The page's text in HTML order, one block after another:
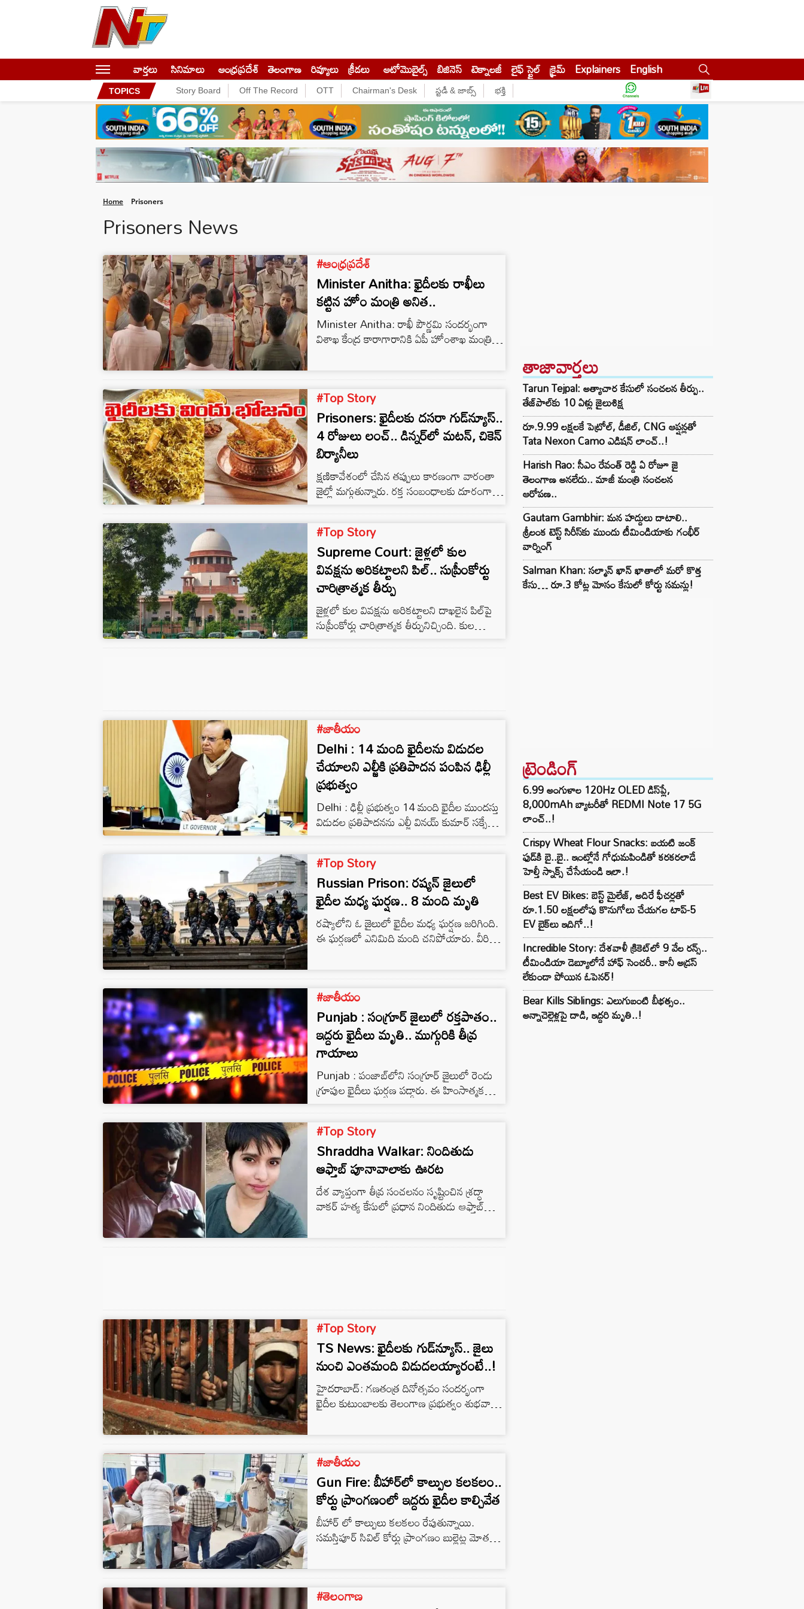
వార్తలు సినిమాలు ఆంధ్రప్రదేశ్ తెలంగాణ రివ్యూలు క్రీడలు ఆటోమొబైల్స్ బిజినెస్‌ టెక్నాలజీ లైఫ్ స్టైల్ క్రైమ్ Explainers English
TOPICS Story Board Off The Record OTT Chairman's Desk స్టడీ & జాబ్స్ భక్తి
Home Prisoners
Prisoners News
#ఆంధ్రప్రదేశ్
Minister Anitha: ఖైదీలకు రాఖీలు
కట్టిన హోం మంత్రి అనిత..
Minister Anitha: రాఖీ పౌర్ణమి సందర్భంగా
విశాఖ కేంద్ర కారాగారానికి ఏపీ హోంశాఖ మంత్రి
#Top Story
Prisoners: ఖైదీలకు దసరా గుడ్‌న్యూస్..
4 రోజులు లంచ్.. డిన్నర్‌లో మటన్, చికెన్
బిర్యానీలు
క్షణికావేశంలో చేసిన తప్పులు కారణంగా వారంతా
జైల్లో మగ్గుతున్నారు. రక్త సంబంధాలకు దూరంగా
నాలుగు గోడల మధ్య కాలం వెళ్లదీస్తున్నారు. వారికి
తింటూ.. ఆ నలుగురితోనే ఉంటూ ధీనమైన
బతుకును జీవిస్తుంటారు.
#Top Story
Supreme Court: జైళ్లలో కుల
వివక్షను అరికట్టాలని పిల్‌.. సుప్రీంకోర్టు
చారిత్రాత్మక తీర్పు
జైళ్లలో కుల వివక్షను అరికట్టాలని దాఖలైన పిల్‌పై
సుప్రీంకోర్టు చారిత్రాత్మక తీర్పునిచ్చింది. కుల
ప్రాతిపదికన పనిని విభజించడం ద్వారా జైలు
మాన్యువల్ నేరుగా వివక్ష చూపుతుందని సుప్రీంకోర్టు
#జాతీయం
Delhi : 14 మంది ఖైదీలను విడుదల
చేయాలని ఎల్జీకి ప్రతిపాదన పంపిన ఢిల్లీ
ప్రభుత్వం
Delhi : ఢిల్లీ ప్రభుత్వం 14 మంది ఖైదీల ముందస్తు
విడుదల ప్రతిపాదనను ఎల్జీ వినయ్ కుమార్ సక్సేనా
ఆమోదం కోసం పంపింది. హోం మంత్రి కైలాష్
ముఖ్యమంత్రి అతిషికి పంపారు.
#Top Story
Russian Prison: రష్యన్ జైలులో
ఖైదీల మధ్య ఘర్షణ.. 8 మంది మృతి
రష్యాలోని ఓ జైలులో ఖైదీల మధ్య ఘర్షణ జరిగింది.
ఈ ఘర్షణలో ఎనిమిది మంది చనిపోయారు. వీరిలో
నలుగురు జైలు ఉద్యోగులు కూడా ఉన్నారు.
హింసాకాండ చోటుచేసుకుంది.
#జాతీయం
Punjab : సంగ్రూర్ జైలులో రక్తపాతం..
ఇద్దరు ఖైదీలు మృతి.. ముగ్గురికి తీవ్ర
గాయాలు
Punjab : పంజాబ్‌లోని సంగ్రూర్ జైలులో రెండు
గ్రూపుల ఖైదీలు ఘర్షణ పడ్డారు. ఈ హింసాత్మక
ఘర్షణలో ఇద్దరు ఖైదీలు మరణించారు. శుక్రవారం
బ్యారక్‌లో పడుకోబోతున్న సమయంలో పాత కక్షల
కారణంగా పరస్పరం ఘర్షణ పడ్డారు.
#Top Story
Shraddha Walkar: నిందితుడు
ఆఫ్తాబ్ పూనావాలాకు ఊరట
దేశ వ్యాప్తంగా తీవ్ర సంచలనం సృష్టించిన శ్రద్ధా
వాకర్ హత్య కేసులో ప్రధాన నిందితుడు ఆఫ్తాబ్
#Top Story
TS News: ఖైదీలకు గుడ్‌న్యూస్.. జైలు
నుంచి ఎంతమంది విడుదలయ్యారంటే..!
హైదరాబాద్: గణతంత్ర దినోత్సవం సందర్భంగా
ఖైదీల కుటుంబాలకు తెలంగాణ ప్రభుత్వం శుభవార్త
నిర్ణయం తీసుకుంది. రిపబ్లిక్ డే సందర్భంగా కొంత
మంది ఖైదీలను తెలంగాణ ప్రభుత్వం విడుదల
చేయనుంది. జీవిత ఖైదు అనుభవిస్తూ అనారోగ్యం,
వృద్ధాప్యం, ఇతర సమస్యలతో బాధపడుతున్న ఖైదీల
శిక్షాకాలాన్ని తగ్గిస్తూ క్షమాభిక్ష ప్రసాదించేందుకు
ప్రభుత్వం చర్యలు చేపట్టింది.
#జాతీయం
Gun Fire: బీహార్⁭లో కాల్పుల కలకలం..
కోర్టు ప్రాంగణంలో ఇద్దరు ఖైదీల కాల్చివేత
బీహార్ లో కాల్పులు కలకలం రేపుతున్నాయి.
సమస్తిపూర్ సివిల్ కోర్టు ప్రాంగణం బుల్లెట్ల మోతతో
మారుమోగింది. గుర్తుతెలియని దుండగులు
#తెలంగాణ
తాజావార్తలు
Tarun Tejpal: అత్యాచార కేసులో సంచలన తీర్పు..
తేజ్‌పాల్‌కు 10 ఏళ్లు జైలుశిక్ష
రూ.9.99 లక్షలకే పెట్రోల్, డీజిల్, CNG ఆప్షన్లతో
Tata Nexon Camo ఎడిషన్ లాంచ్..!
Harish Rao: సీఎం రేవంత్ రెడ్డి ఏ రోజూ జై
తెలంగాణ అనలేదు.. మాజీ మంత్రి సంచలన
ఆరోపణ..
Gautam Gambhir: మన హద్దులు దాటాలి..
శ్రీలంక టెస్ట్ సిరీస్‌కు ముందు టీమిండియాకు గంభీర్
వార్నింగ్
Salman Khan: సల్మాన్ ఖాన్ ఖాతాలో మరో కొత్త
కేసు… రూ.3 కోట్ల మోసం కేసులో కోర్టు సమన్లు!
ట్రెండింగ్‌
6.99 అంగుళాల 120Hz OLED డిస్‌ప్లే,
8,000mAh బ్యాటరీతో REDMI Note 17 5G
లాంచ్..!
Crispy Wheat Flour Snacks: బయటి జంక్
ఫుడ్‌కి బై..బై.. ఇంట్లోనే గోధుమపిండితో కరకరలాడే
హెల్తీ స్నాక్స్ చేసేయండి ఇలా.!
Best EV Bikes: బెస్ట్ మైలేజ్, అదిరే ఫీచర్లతో
రూ.1.50 లక్షలలోపు కొనుగోలు చేయగల టాప్-5
EV బైక్‌లు ఇదిగో..!
Incredible Story: దేశవాళీ క్రికెట్‌లో 9 వేల రన్స్..
టీమిండియా డెబ్యూలోనే హాఫ్ సెంచరీ.. కానీ అడ్రస్
లేకుండా పోయిన ఓపెనర్!
Bear Kills Siblings: ఎలుగుబంటి బీభత్సం..
అన్నాచెల్లెళ్లపై దాడి, ఇద్దరి మృతి..!